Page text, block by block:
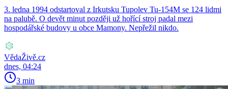
3. ledna 1994 odstartoval z Irkutsku Tupolev Tu-154M se 124 lidmi
na palubě. O devět minut později už hořící stroj padal mezi
hospodářské budovy u obce Mamony. Nepřežil nikdo.
VědaŽivě.cz
dnes, 04:24
3 min